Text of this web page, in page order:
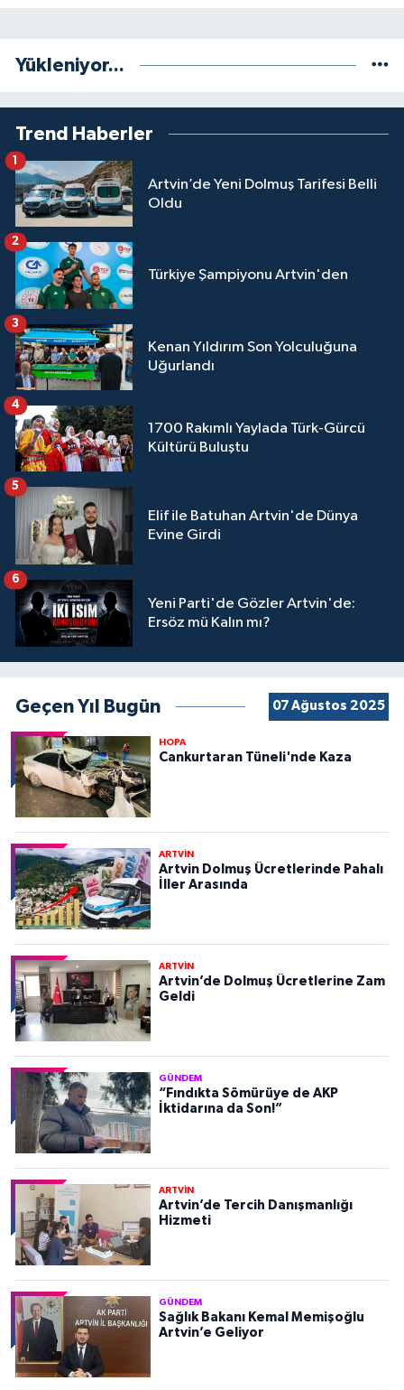
Yükleniyor...
Trend Haberler
Artvin’de Yeni Dolmuş Tarifesi Belli
Oldu
1
Türkiye Şampiyonu Artvin'den
2
Kenan Yıldırım Son Yolculuğuna
Uğurlandı
3
1700 Rakımlı Yaylada Türk-Gürcü
Kültürü Buluştu
4
Elif ile Batuhan Artvin'de Dünya
Evine Girdi
5
Yeni Parti'de Gözler Artvin'de:
Ersöz mü Kalın mı?
6
Geçen Yıl Bugün 07 Ağustos 2025
HOPA
Cankurtaran Tüneli'nde Kaza
ARTVİN
Artvin Dolmuş Ücretlerinde Pahalı
İller Arasında
ARTVİN
Artvin’de Dolmuş Ücretlerine Zam
Geldi
GÜNDEM
“Fındıkta Sömürüye de AKP
İktidarına da Son!”
ARTVİN
Artvin’de Tercih Danışmanlığı
Hizmeti
GÜNDEM
Sağlık Bakanı Kemal Memişoğlu
Artvin’e Geliyor